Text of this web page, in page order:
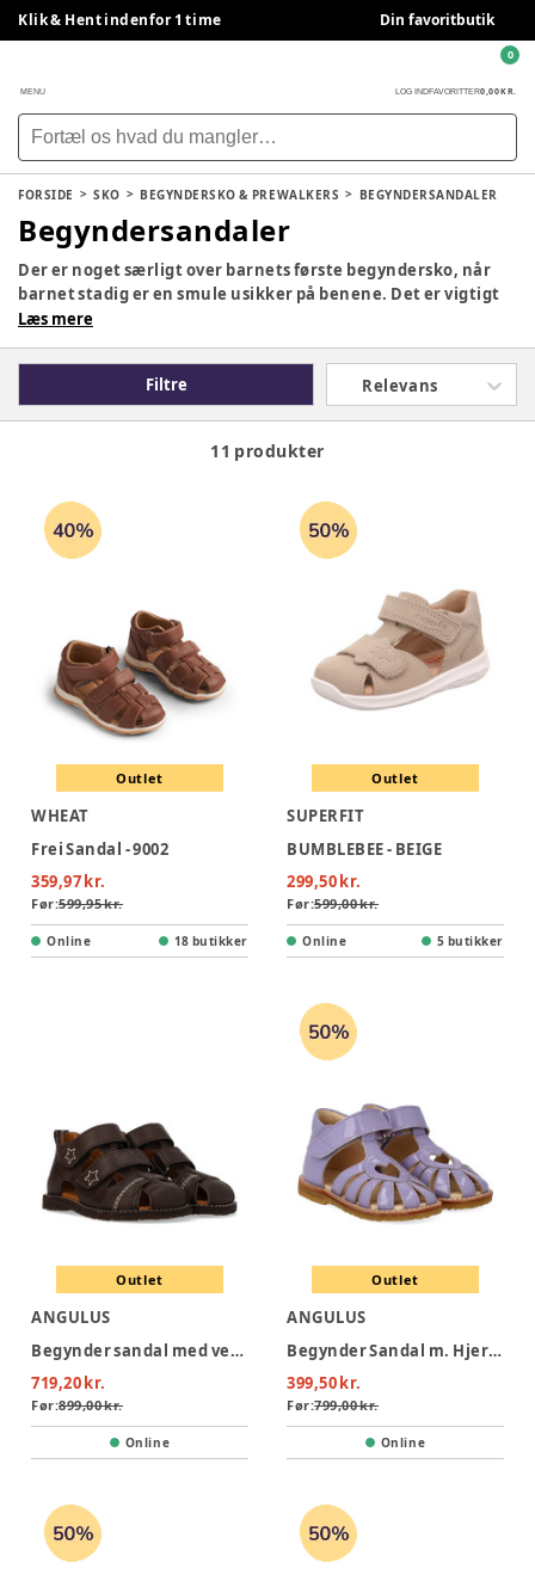
Klik & Hent indenfor 1 time Din favoritbutik
MENU LOG INDFAVORITTER0,00 KR.
0
FORSIDE SKO BEGYNDERSKO & PREWALKERS BEGYNDERSANDALER
Begyndersandaler
Der er noget særligt over barnets første begyndersko, når
barnet stadig er en smule usikker på benene. Det er vigtigt
at vælge nogle sko, der støtter godt om foden, så dit barn har
Her finder du gode begyndersko og prewalkers til børn, der
er nemme at tage på.
Læs mere
Filtre Relevans
11 produkter
Outlet
WHEAT
Frei Sandal - 9002
359,97 kr.
Før:599,95 kr.
Online 18 butikker
Outlet
SUPERFIT
BUMBLEBEE - BEIGE
299,50 kr.
Før:599,00 kr.
Online 5 butikker
Outlet
ANGULUS
Begynder sandal med velcrolukning - Dark Brown
719,20 kr.
Før:899,00 kr.
Online
Outlet
ANGULUS
Begynder Sandal m. Hjerte - Amethyst
399,50 kr.
Før:799,00 kr.
Online